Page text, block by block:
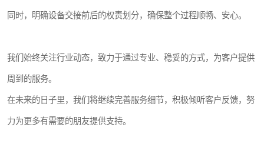
同时，明确设备交接前后的权责划分，确保整个过程顺畅、安心。
我们始终关注行业动态，致力于通过专业、稳妥的方式，为客户提供
周到的服务。
在未来的日子里，我们将继续完善服务细节，积极倾听客户反馈，努
力为更多有需要的朋友提供支持。